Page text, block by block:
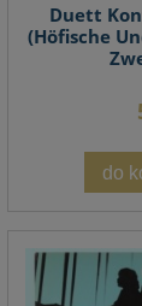
Duett
(Höfische
do